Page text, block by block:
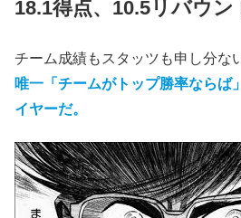
18.1得点、10.5リバウン
チーム成績もスタッツも申し分な
唯一「チームがトップ勝率ならば
イヤーだ。